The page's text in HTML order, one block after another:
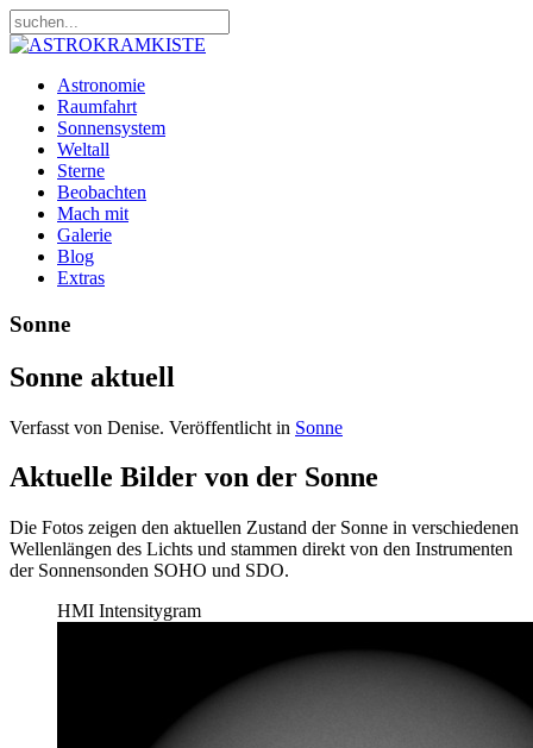
Astronomie
Raumfahrt
Sonnensystem
Weltall
Sterne
Beobachten
Mach mit
Galerie
Blog
Extras
Sonne
Sonne aktuell
Verfasst von Denise. Veröffentlicht in Sonne
Aktuelle Bilder von der Sonne
Die Fotos zeigen den aktuellen Zustand der Sonne in verschiedenen
Wellenlängen des Lichts und stammen direkt von den Instrumenten
der Sonnensonden SOHO und SDO.
HMI Intensitygram